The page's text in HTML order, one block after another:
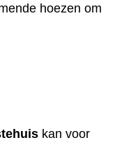
hoezen om
kan voor